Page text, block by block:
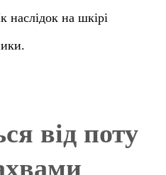
наслідок на шкірі
від поту